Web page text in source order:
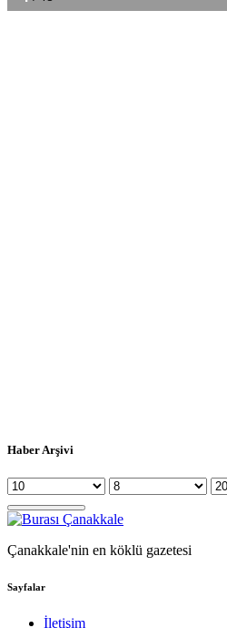
Haber Arşivi
Çanakkale'nin en köklü gazetesi
Sayfalar
İletişim